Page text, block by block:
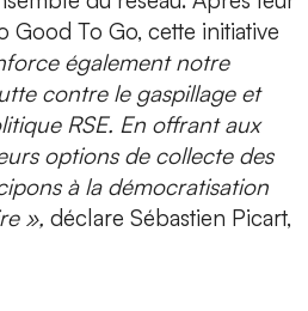
Good To Go, cette initiative
également notre
contre le gaspillage et
RSE. En offrant aux
options de collecte des
à la démocratisation
», déclare Sébastien Picart,